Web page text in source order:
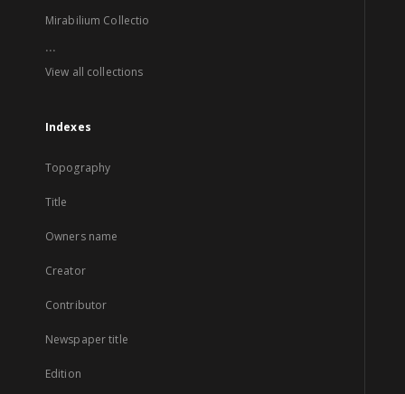
Mirabilium Collectio
...
View all collections
Indexes
Topography
Title
Owners name
Creator
Contributor
Newspaper title
Edition